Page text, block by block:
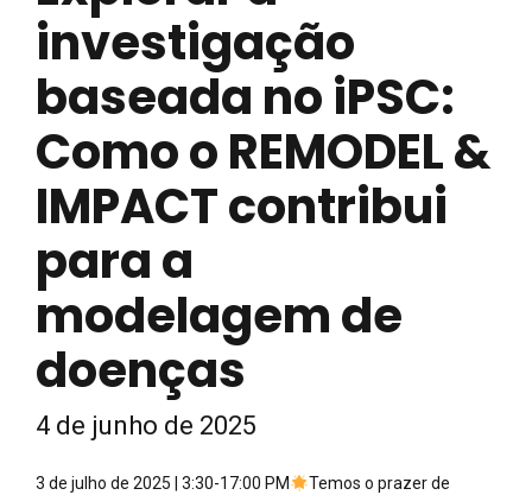
investigação
baseada no iPSC:
Como o REMODEL &
IMPACT contribui
para a
modelagem de
doenças
4 de junho de 2025
3 de julho de 2025 | 3:30-17:00 PM
Temos o prazer de